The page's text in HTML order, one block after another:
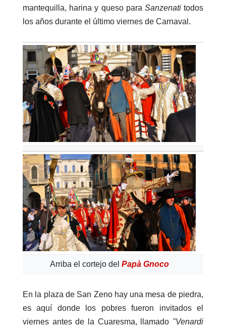
mantequilla, harina y queso para Sanzenatitodos
los años durante el último viernes de Carnaval.
Arriba el cortejo del Papà Gnoco
En la plaza de San Zeno hay una mesa de piedra,
es aquí donde los pobres fueron invitados el
viernes antes de la Cuaresma, llamado "Venardi